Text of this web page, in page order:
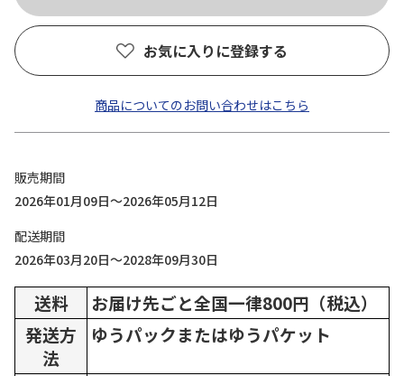
お気に入りに登録する
商品についてのお問い合わせはこちら
販売期間
2026年01月09日～2026年05月12日
配送期間
2026年03月20日～2028年09月30日
送料
お届け先ごと全国一律800円（税込）
発送方
法
ゆうパックまたはゆうパケット